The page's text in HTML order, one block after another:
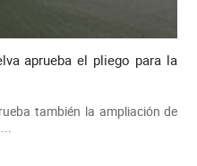
aprueba el pliego para la
también la ampliación de